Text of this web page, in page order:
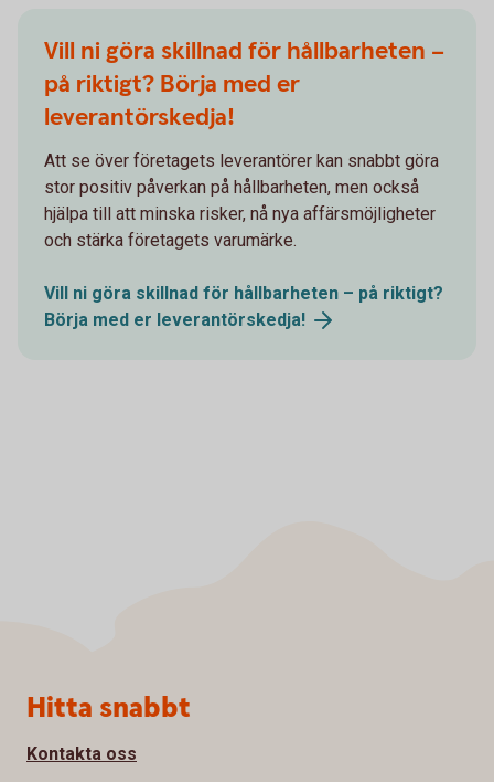
Vill ni göra skillnad för hållbarheten –
på riktigt? Börja med er
leverantörskedja!
Att se över företagets leverantörer kan snabbt göra
stor positiv påverkan på hållbarheten, men också
hjälpa till att minska risker, nå nya affärsmöjligheter
och stärka företagets varumärke.
Vill ni göra skillnad för hållbarheten – på riktigt?
Börja med er leverantörskedja!
Sidfot
Hitta snabbt
Kontakta oss